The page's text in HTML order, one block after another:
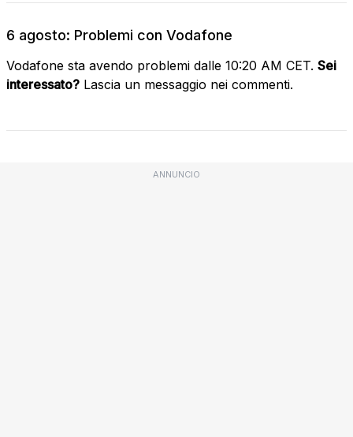
6 agosto: Problemi con Vodafone
Vodafone sta avendo problemi dalle 10:20 AM CET. Sei
interessato? Lascia un messaggio nei commenti.
ANNUNCIO